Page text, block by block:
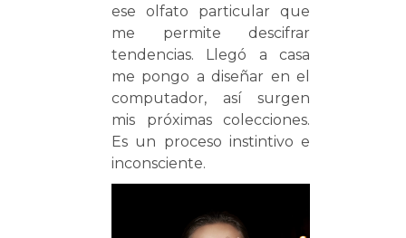
ese olfato particular que
me permite descifrar
tendencias. Llegó a casa
me pongo a diseñar en el
computador, así surgen
mis próximas colecciones.
Es un proceso instintivo e
inconsciente.